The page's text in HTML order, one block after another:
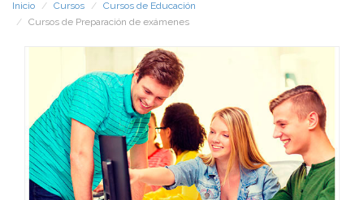
Inicio Cursos
Cursos de Educación
Cursos de Preparación de exámenes